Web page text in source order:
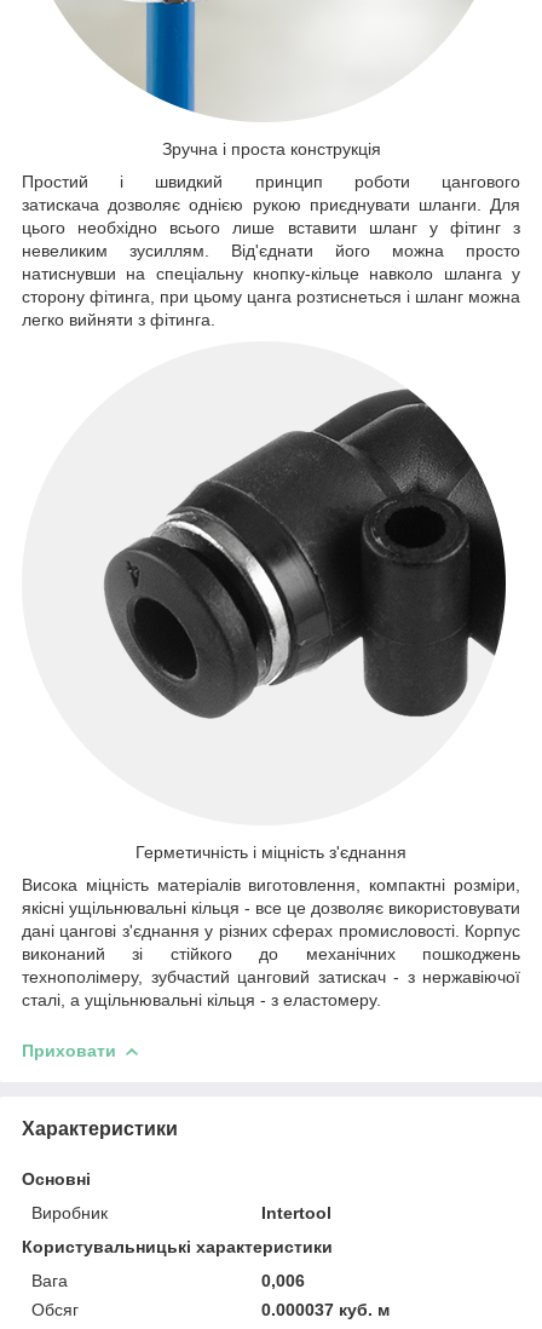
Зручна і проста конструкція
Простий і швидкий принцип роботи цангового
затискача дозволяє однією рукою приєднувати шланги. Для
цього необхідно всього лише вставити шланг у фітинг з
невеликим зусиллям. Від'єднати його можна просто
натиснувши на спеціальну кнопку-кільце навколо шланга у
сторону фітинга, при цьому цанга розтиснеться і шланг можна
легко вийняти з фітинга.
Герметичність і міцність з'єднання
Висока міцність матеріалів виготовлення, компактні розміри,
якісні ущільнювальні кільця - все це дозволяє використовувати
дані цангові з'єднання у різних сферах промисловості. Корпус
виконаний зі стійкого до механічних пошкоджень
технополімеру, зубчастий цанговий затискач - з нержавіючої
сталі, а ущільнювальні кільця - з еластомеру.
Приховати
Характеристики
Основні
Виробник
Intertool
Користувальницькі характеристики
Вага
0,006
Обсяг
0.000037 куб. м